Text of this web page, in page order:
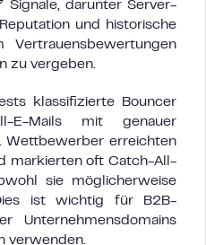
Signale, darunter Server-
und historische
Vertrauensbewertungen
zu vergeben.
klassifizierte Bouncer
Mails mit genauer
Wettbewerber erreichten
markierten oft Catch-All-
sie möglicherweise
ist wichtig für B2B-
verwenden.